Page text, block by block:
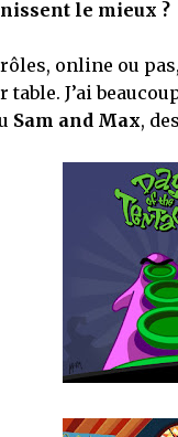
le mieux ?
online ou
table. J’ai
Sam and Max,